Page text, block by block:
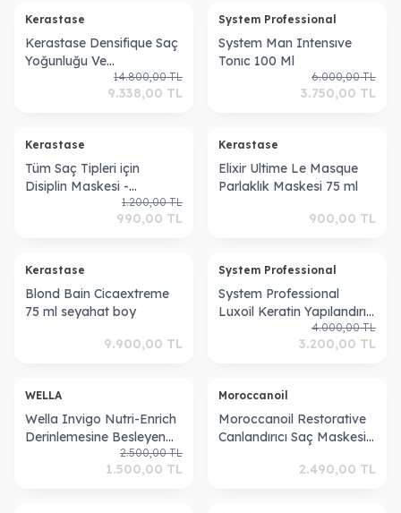
Kerastase
Kerastase Densifique Saç
Yoğunluğu Ve
Dolgunluğunu Artıran
Kadınlar Için Saç Derisi
14.800,00TL
9.338,00 TL
System Professional
System Man Intensıve
Tonıc 100 Ml
6.000,00TL
3.750,00 TL
Kerastase
Tüm Saç Tipleri için
Disiplin Maskesi -
Maskeratine Mask 75 Ml
3474630655164
1.200,00TL
990,00 TL
Kerastase
Elixir Ultime Le Masque
Parlaklık Maskesi 75 ml
900,00 TL
Kerastase
Blond Bain Cicaextreme
75 ml seyahat boy
9.900,00 TL
System Professional
System Professional
Luxoil Keratin Yapılandırıcı
Onarıcı Saç Maskesi
4.000,00TL
3.200,00 TL
WELLA
Wella Invigo Nutri-Enrich
Derinlemesine Besleyen
2.500,00TL
1.500,00 TL
Moroccanoil
Moroccanoil Restorative
Canlandırıcı Saç Maskesi
2.490,00 TL